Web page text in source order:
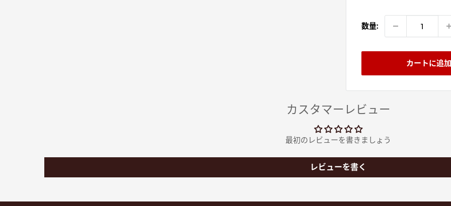
価
格
数量:
カートに追加
カスタマーレビュー
最初のレビューを書きましょう
レビューを書く